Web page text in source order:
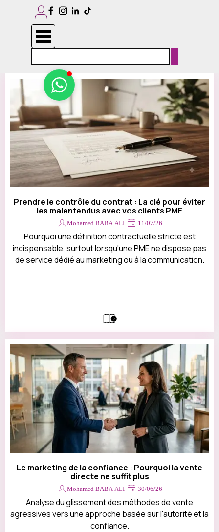
Aller au contenu
Sauter le menu
Prendre le contrôle du contrat : La clé pour éviter
les malentendus avec vos clients PME
Mohamed BABA ALI 11/07/26
Pourquoi une définition contractuelle stricte est
indispensable, surtout lorsqu'une PME ne dispose pas
de service dédié au marketing ou à la communication.
Le marketing de la confiance : Pourquoi la vente
directe ne suffit plus
Mohamed BABA ALI 30/06/26
Analyse du glissement des méthodes de vente
agressives vers une approche basée sur l'autorité et la
confiance.
Maintenance
informatique
Installation
Management
contenu
Design
Prestations
photo/vidéo
Impression
numérique
offset
propos